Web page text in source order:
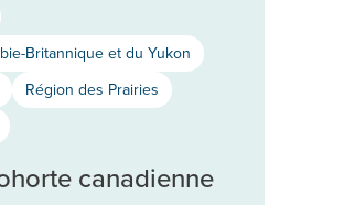
Britannique et du Yukon
Région des Prairies
canadienne